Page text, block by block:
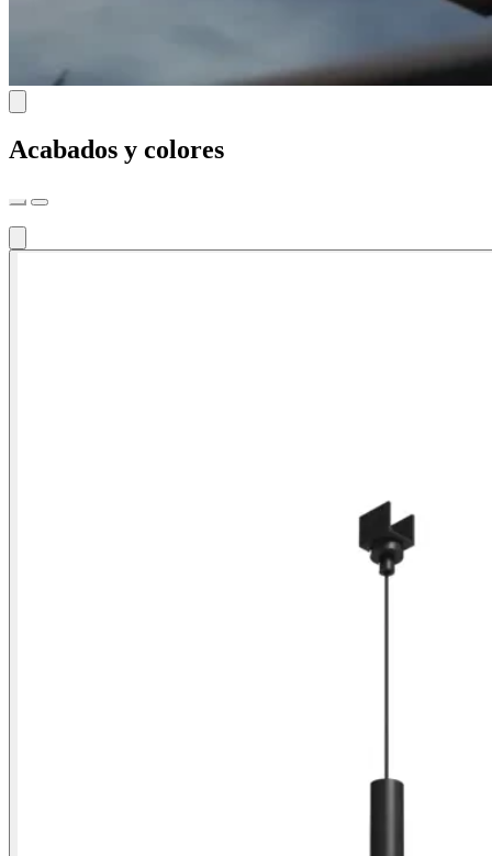
Acabados y colores